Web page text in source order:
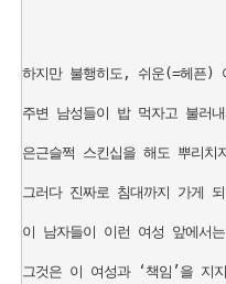
하지만 불행히도, 쉬운(=헤픈)
주변 남성들이 밥 먹자고 불러
은근슬쩍 스킨십을 해도 뿌리
그러다 진짜로 침대까지 가게
이 남자들이 이런 여성 앞에서
그것은 이 여성과 ‘책임’을 지